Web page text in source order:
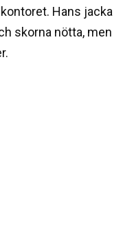
Hans jacka
skorna nötta, men